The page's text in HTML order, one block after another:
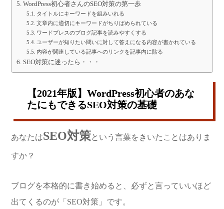
WordPress初心者さんのSEO対策の第一歩
タイトルにキーワードを組みいれる
文章内に適切にキーワードがちりばめられている
ワードプレスのブログ記事を読みやすくする
ユーザーが知りたい問いに対して答えになる内容が書かれている
内容が関連している記事へのリンクを記事内に貼る
SEO対策に迷ったら・・・
【2021年版】WordPress初心者のあな
たにもできるSEO対策の基礎
あなたはSEO対策という言葉をきいたことはありま
すか？
ブログを本格的に書き始めると、必ずと言っていいほど
出てくるのが「SEO対策」です。